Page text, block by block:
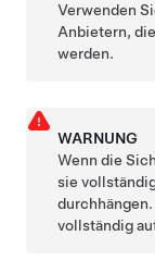
Verwenden
Anbietern,
werden.
WARNUNG
Wenn die
sie
vollständig